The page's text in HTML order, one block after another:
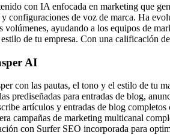
con IA enfocada en marketing que
configuraciones de voz de marca. Ha
ayudando a los equipos de
de tu empresa. Con una calificación
AI
con las pautas, el tono y el estilo de tu
prediseñadas para entradas de blog,
artículos y entradas de blog
campañas de marketing multicanal
con Surfer SEO incorporada para